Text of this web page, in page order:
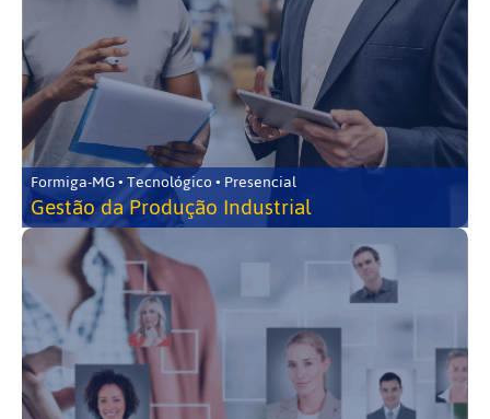
Formiga-MG • Tecnológico • Presencial
Gestão da Produção Industrial